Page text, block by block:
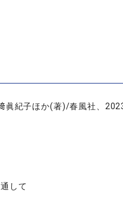
眞紀子ほか(著)/春風社、2023
して